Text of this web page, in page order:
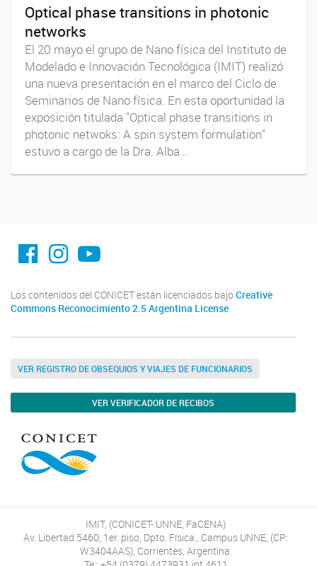
Optical phase transitions in photonic
networks
El 20 mayo el grupo de Nano física del Instituto de
Modelado e Innovación Tecnológica (IMIT) realizó
una nueva presentación en el marco del Ciclo de
Seminarios de Nano física. En esta oportunidad la
exposición titulada "Optical phase transitions in
photonic netwoks: A spin system formulation"
estuvo a cargo de la Dra. Alba...
facebook imit.conicet
imit.conicet
Youtube
Los contenidos del CONICET están licenciados bajo Creative
Commons Reconocimiento 2.5 Argentina License
VER REGISTRO DE OBSEQUIOS Y VIAJES DE FUNCIONARIOS
VER VERIFICADOR DE RECIBOS
IMIT, (CONICET- UNNE, FaCENA)
Av. Libertad 5460, 1er. piso, Dpto. Física., Campus UNNE, (CP:
W3404AAS), Corrientes, Argentina.